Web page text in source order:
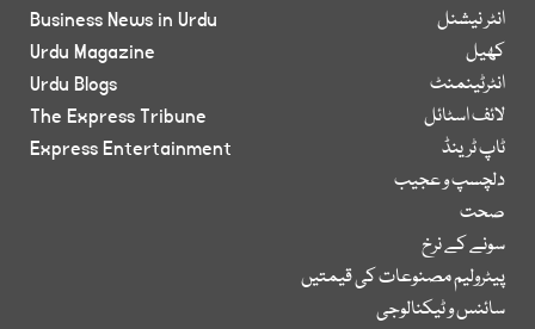
انٹر نیشنل
کھیل
انٹرٹینمنٹ
لائف اسٹائل
ٹاپ ٹرینڈ
دلچسپ و عجیب
صحت
سونے کے نرخ
پیٹرولیم مصنوعات کی قیمتیں
سائنس و ٹیکنالوجی
Business News in Urdu
Urdu Magazine
Urdu Blogs
The Express Tribune
Express Entertainment